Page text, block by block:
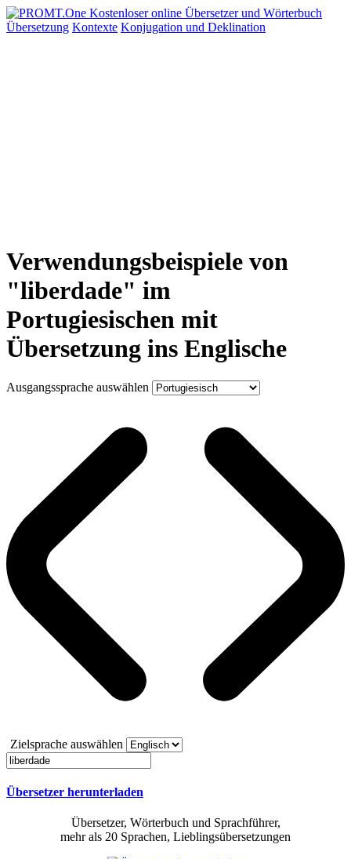
Übersetzung Kontexte Konjugation und Deklination
Verwendungsbeispiele von
"liberdade" im
Portugiesischen mit
Übersetzung ins Englische
Ausgangssprache auswählen
Zielsprache auswählen
Übersetzer herunterladen
Übersetzer, Wörterbuch und Sprachführer,
mehr als 20 Sprachen, Lieblingsübersetzungen